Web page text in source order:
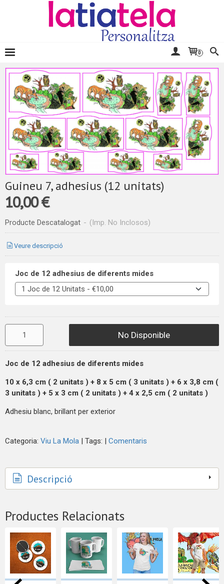
0
Guineu 7, adhesius (12 unitats)
10,00 €
Producte Descatalogat - (Imp. No Inclosos)
Veure descripció
Joc de 12 adhesius de diferents mides
No Disponible
Joc de 12 adhesius de diferents mides
10 x 6,3 cm ( 2 unitats ) + 8 x 5 cm ( 3 unitats ) + 6 x 3,8 cm (
3 unitats ) + 5 x 3 cm ( 2 unitats ) + 4 x 2,5 cm ( 2 unitats )
Adhesiu blanc, brillant per exterior
Categoria: Viu La Mola | Tags: | Comentaris
Descripció
Productes Relacionats